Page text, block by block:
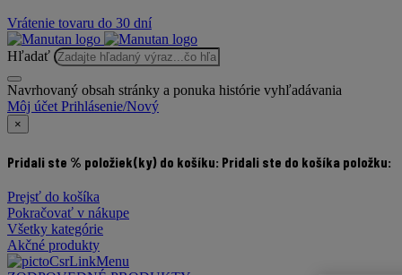
Vrátenie tovaru do 30 dní
Hľadať
Navrhovaný obsah stránky a ponuka histórie vyhľadávania
Môj účet Prihlásenie/Nový
×
Pridali ste % položiek(ky) do košíku: Pridali ste do košíka položku:
Prejsť do košíka
Pokračovať v nákupe
Všetky kategórie
Akčné produkty